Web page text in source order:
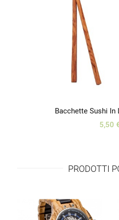
Bacchette Sushi In
5,50
PRODOTTI